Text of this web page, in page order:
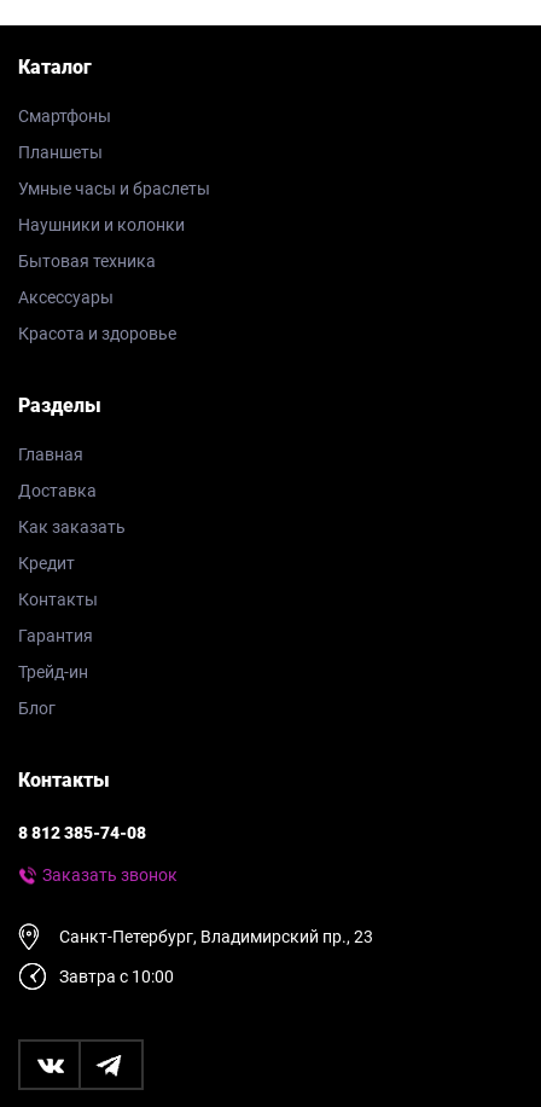
Каталог
Смартфоны
Планшеты
Умные часы и браслеты
Наушники и колонки
Бытовая техника
Аксессуары
Красота и здоровье
Разделы
Главная
Доставка
Как заказать
Кредит
Контакты
Гарантия
Трейд-ин
Блог
Контакты
8 812 385-74-08
Заказать звонок
Санкт-Петербург, Владимирский пр., 23
Завтра с 10:00